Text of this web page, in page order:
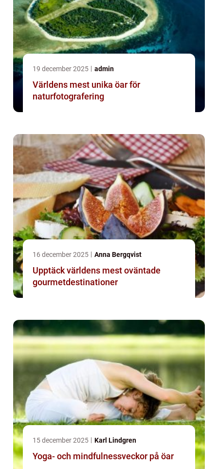
19 december 2025 admin
Världens mest unika öar för
naturfotografering
16 december 2025 Anna Bergqvist
Upptäck världens mest oväntade
gourmetdestinationer
15 december 2025 Karl Lindgren
Yoga- och mindfulnessveckor på öar